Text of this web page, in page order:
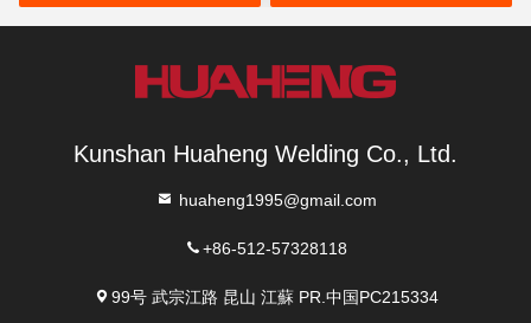
Kunshan Huaheng Welding Co., Ltd.
huaheng1995@gmail.com
+86-512-57328118
99号 武宗江路 昆山 江蘇 PR.中国PC215334